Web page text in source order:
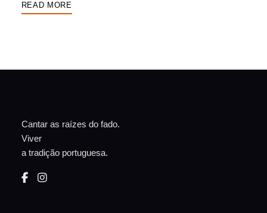
READ MORE
Cantar as raízes do fado.
Viver
a tradição portuguesa.